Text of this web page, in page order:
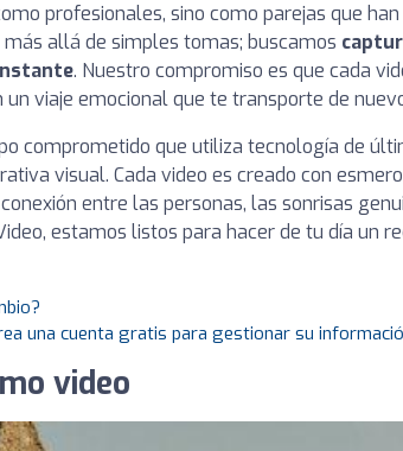
profesionales, sino como parejas que
más allá de simples tomas; buscamos
. Nuestro compromiso es que cada
viaje emocional que te transporte de
comprometido que utiliza tecnología de
visual. Cada video es creado con
entre las personas, las sonrisas
estamos listos para hacer de tu día un
una cuenta gratis para gestionar su
video